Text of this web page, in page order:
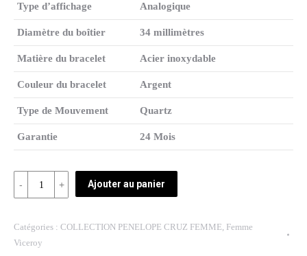
Type d’affichage Analogique
Diamètre du boîtier 34 millimètres
Matière du bracelet Acier inoxydable
Couleur du bracelet Argent
Type de Mouvement Quartz
Garantie 24 Mois
Quantité
REF:
Ajouter au panier
Catégories : COLLECTION PENELOPE CRUZ FEMME, Femme
Viceroy